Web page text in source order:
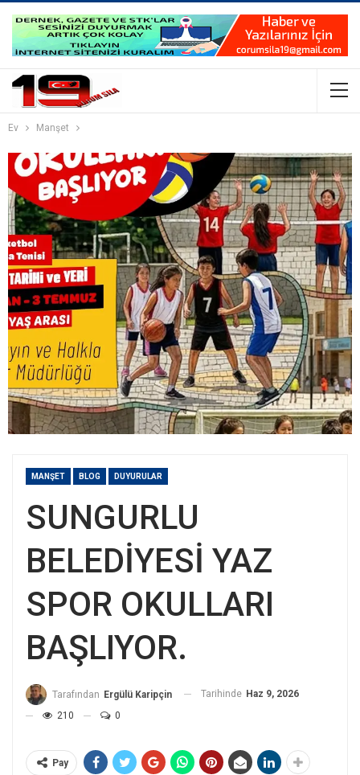
Ev Manşet
MANŞET BLOG DUYURULAR
SUNGURLU
BELEDİYESİ YAZ
SPOR OKULLARI
BAŞLIYOR.
Tarafından Ergülü Karipçin Tarihinde Haz 9, 2026
210
0
Pay